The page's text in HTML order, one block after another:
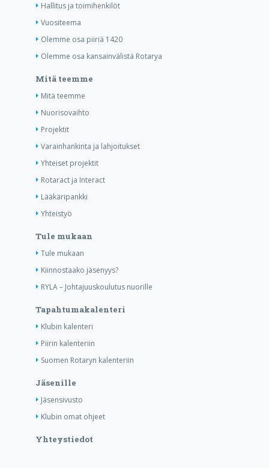
Hallitus ja toimihenkilöt
Vuositeema
Olemme osa piiriä 1420
Olemme osa kansainvälistä Rotarya
Mitä teemme
Mitä teemme
Nuorisovaihto
Projektit
Varainhankinta ja lahjoitukset
Yhteiset projektit
Rotaract ja Interact
Lääkäripankki
Yhteistyö
Tule mukaan
Tule mukaan
Kiinnostaako jäsenyys?
RYLA – Johtajuuskoulutus nuorille
Tapahtumakalenteri
Klubin kalenteri
Piirin kalenteriin
Suomen Rotaryn kalenteriin
Jäsenille
Jäsensivusto
Klubin omat ohjeet
Yhteystiedot